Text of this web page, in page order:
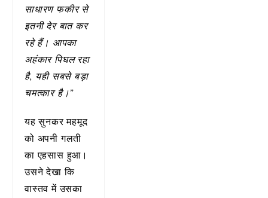
साधारण फकीर से
इतनी देर बात कर
रहे हैं। आपका
अहंकार पिघल रहा
है, यही सबसे बड़ा
चमत्कार है।”
यह सुनकर महमूद
को अपनी गलती
का एहसास हुआ।
उसने देखा कि
वास्तव में उसका